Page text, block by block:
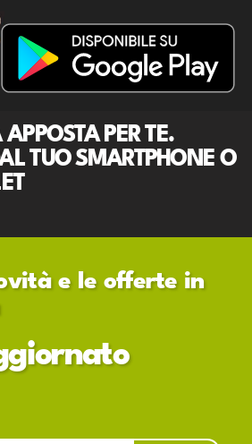
PER TE.
TUO SMARTPHONE O
e le offerte in